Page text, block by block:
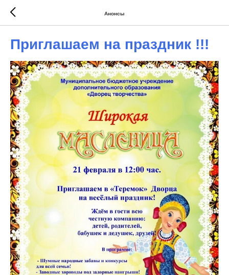
Анонсы
Приглашаем на праздник !!!